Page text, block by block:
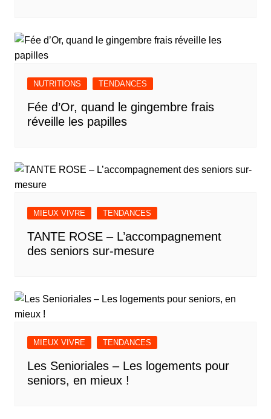
NUTRITIONS TENDANCES
Fée d’Or, quand le gingembre frais
réveille les papilles
MIEUX VIVRE TENDANCES
TANTE ROSE – L’accompagnement
des seniors sur-mesure
MIEUX VIVRE TENDANCES
Les Senioriales – Les logements pour
seniors, en mieux !